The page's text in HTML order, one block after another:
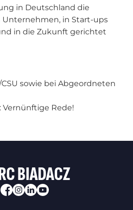
in Deutschland die
in Start-ups
in die Zukunft gerichtet
sowie bei Abgeordneten
Vernünftige Rede!
BIADACZ